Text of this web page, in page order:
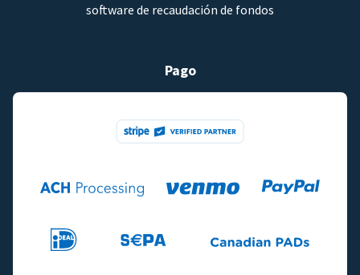
software de recaudación de fondos
Pago